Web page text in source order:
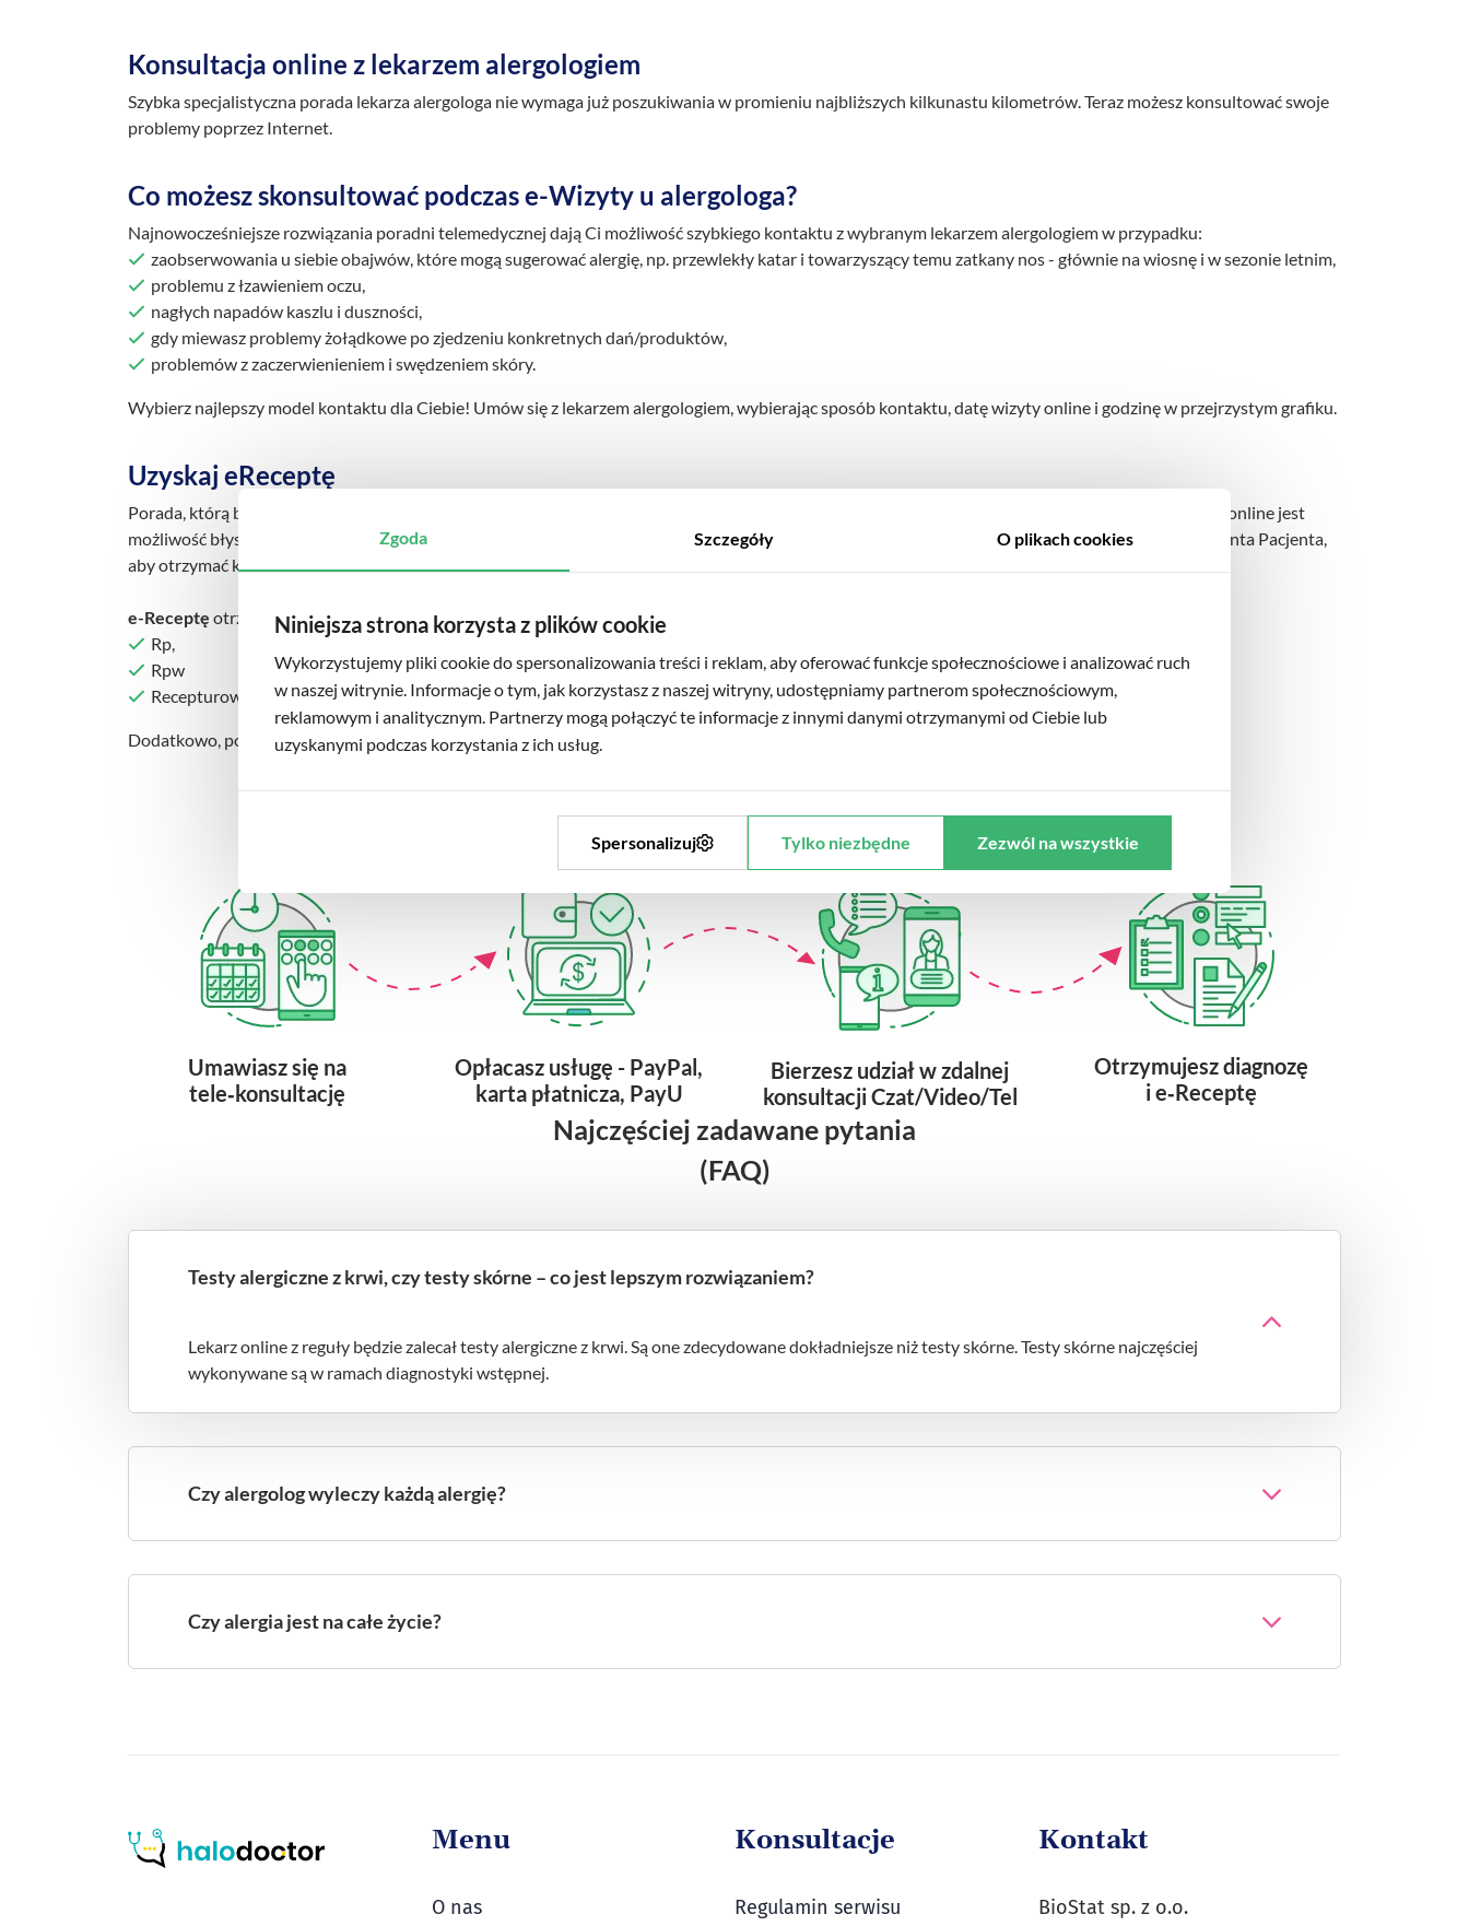
Konsultacja online z lekarzem alergologiem
Szybka specjalistyczna porada lekarza alergologa nie wymaga już poszukiwania w promieniu najbliższych kilkunastu kilometrów. Teraz możesz konsultować swoje
problemy poprzez Internet.
Co możesz skonsultować podczas e-Wizyty u alergologa?
Najnowocześniejsze rozwiązania poradni telemedycznej dają Ci możliwość szybkiego kontaktu z wybranym lekarzem alergologiem w przypadku:
zaobserwowania u siebie obajwów, które mogą sugerować alergię, np. przewlekły katar i towarzyszący temu zatkany nos - głównie na wiosnę i w sezonie letnim,
problemu z łzawieniem oczu,
nagłych napadów kaszlu i duszności,
gdy miewasz problemy żołądkowe po zjedzeniu konkretnych dań/produktów,
problemów z zaczerwienieniem i swędzeniem skóry.
Wybierz najlepszy model kontaktu dla Ciebie! Umów się z lekarzem alergologiem, wybierając sposób kontaktu, datę wizyty online i godzinę w przejrzystym grafiku.
Uzyskaj eReceptę
Porada, którą błyskawicznie otrzymasz od specjalisty, na którego nie musisz czekać w kolejce to nie wszystko. Jedną z największych zalet konsultacji online jest
możliwość błyskawicznego wystawienia e-Recepty dla Ciebie, po przeprowadzonej e-Konsultacji. Nie potrzebujesz dodatkowego Internetowego Konta Pacjenta,
aby otrzymać kod e-Recepty SMS-em.
e-Receptę otrzymasz na leki typu:
Rp,
Rpw
Recepturowe.
Dodatkowo, podczas e-Konsultacji istnieje możliwość otrzymania e-Zwolnienia.
Jak wygląda przebieg konsultacji?
Umawiasz się na
tele‑konsultację
Opłacasz usługę - PayPal,
karta płatnicza, PayU
Bierzesz udział w zdalnej
konsultacji Czat/Video/Tel
Otrzymujesz diagnozę
i e‑Receptę
Najczęściej zadawane pytania
(FAQ)
Testy alergiczne z krwi, czy testy skórne – co jest lepszym rozwiązaniem?
Lekarz online z reguły będzie zalecał testy alergiczne z krwi. Są one zdecydowane dokładniejsze niż testy skórne. Testy skórne najczęściej
wykonywane są w ramach diagnostyki wstępnej.
Czy alergolog wyleczy każdą alergię?
Czy alergia jest na całe życie?
Menu
O nas
Konsultacje
Regulamin serwisu
Kontakt
BioStat sp. z o.o.
Zgoda Szczegóły O plikach cookies
Niniejsza strona korzysta z plików cookie
Wykorzystujemy pliki cookie do spersonalizowania treści i reklam, aby oferować funkcje społecznościowe i analizować ruch
w naszej witrynie. Informacje o tym, jak korzystasz z naszej witryny, udostępniamy partnerom społecznościowym,
reklamowym i analitycznym. Partnerzy mogą połączyć te informacje z innymi danymi otrzymanymi od Ciebie lub
uzyskanymi podczas korzystania z ich usług.
Spersonalizuj Tylko niezbędne Zezwól na wszystkie